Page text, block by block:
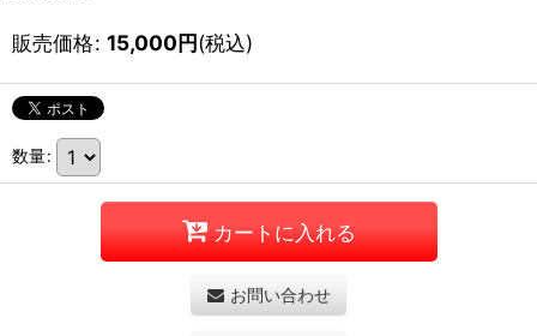
販売価格: 15,000円(税込)
数量:
カートに入れる
お問い合わせ